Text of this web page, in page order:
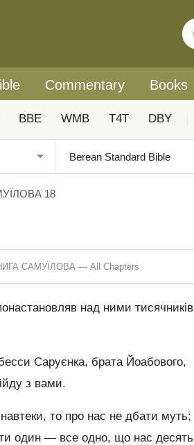
Commentary Books
BBE WMB T4T DBY
18
САМУЇЛОВА — All Chapters
над ними тисячників
Саруєнка, брата Йоабового,
з вами.
то про нас не дбати муть;
один — все одно, що нас десять